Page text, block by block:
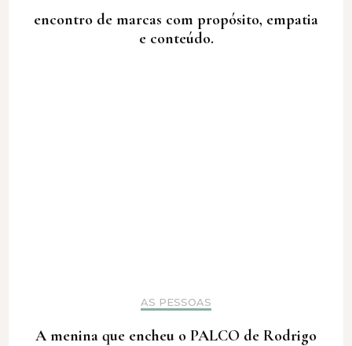
encontro de marcas com propósito, empatia
e conteúdo.
AS PESSOAS
A menina que encheu o PALCO de Rodrigo